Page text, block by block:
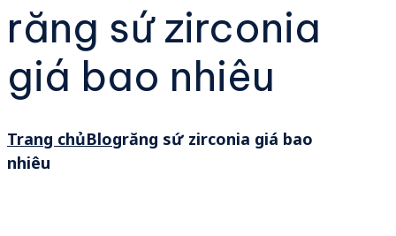
răng sứ zirconia
giá bao nhiêu
Trang chủBlogrăng sứ zirconia giá bao
nhiêu